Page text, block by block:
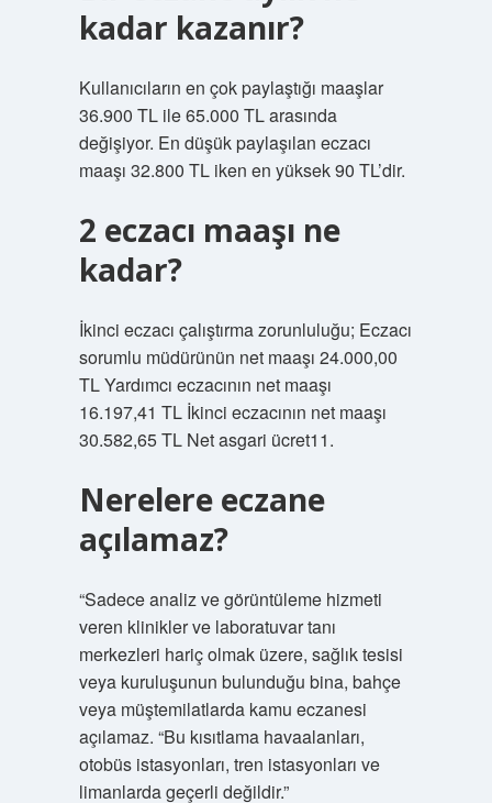
kadar kazanır?
Kullanıcıların en çok paylaştığı maaşlar
36.900 TL ile 65.000 TL arasında
değişiyor. En düşük paylaşılan eczacı
maaşı 32.800 TL iken en yüksek 90 TL’dir.
2 eczacı maaşı ne
kadar?
İkinci eczacı çalıştırma zorunluluğu; Eczacı
sorumlu müdürünün net maaşı 24.000,00
TL Yardımcı eczacının net maaşı
16.197,41 TL İkinci eczacının net maaşı
30.582,65 TL Net asgari ücret11.
Nerelere eczane
açılamaz?
“Sadece analiz ve görüntüleme hizmeti
veren klinikler ve laboratuvar tanı
merkezleri hariç olmak üzere, sağlık tesisi
veya kuruluşunun bulunduğu bina, bahçe
veya müştemilatlarda kamu eczanesi
açılamaz. “Bu kısıtlama havaalanları,
otobüs istasyonları, tren istasyonları ve
limanlarda geçerli değildir.”